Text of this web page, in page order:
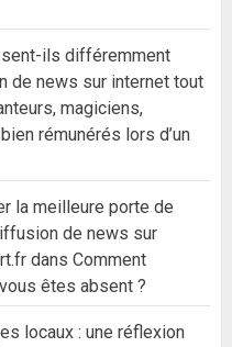
ils différemment
de news sur internet tout
magiciens,
rémunérés lors d’un
la meilleure porte de
de news sur
dans Comment
êtes absent ?
locaux : une réflexion